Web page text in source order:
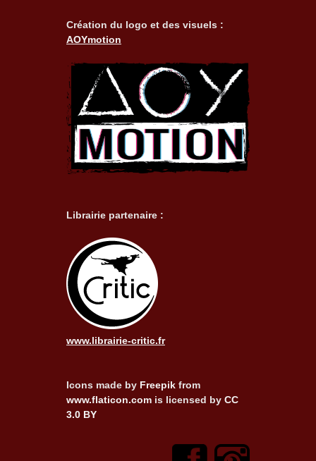
Création du logo et des visuels :
AOYmotion
Librairie partenaire :
www.librairie-critic.fr
Icons made by Freepik from
www.flaticon.com is licensed by CC
3.0 BY